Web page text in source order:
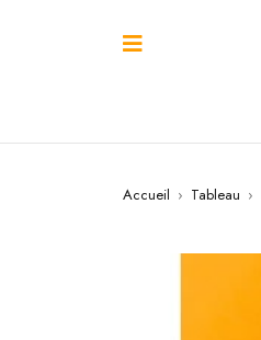
Accueil › Tableau ›